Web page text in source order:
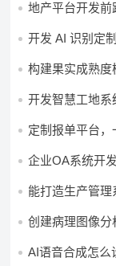
地产平台开发前
开发 AI 识别定
构建果实成熟
开发智慧工地系
定制报单平台
企业OA系统开
能打造生产管
统，资源充足
创建病理图像
AI语音合成怎么